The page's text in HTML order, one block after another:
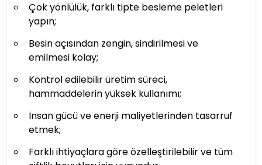
Çok yönlülük, farklı tipte besleme peletleri
yapın;
Besin açısından zengin, sindirilmesi ve
emilmesi kolay;
Kontrol edilebilir üretim süreci,
hammaddelerin yüksek kullanımı;
İnsan gücü ve enerji maliyetlerinden tasarruf
etmek;
Farklı ihtiyaçlara göre özelleştirilebilir ve tüm